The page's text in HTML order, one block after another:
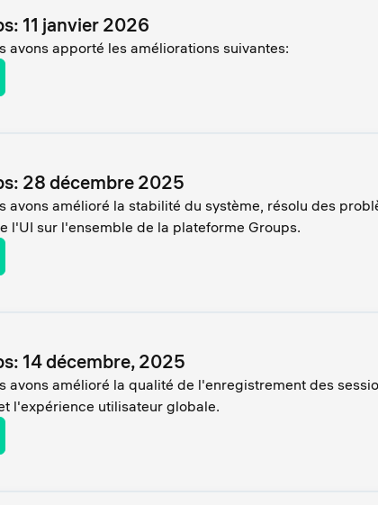
11 janvier 2026
avons apporté les améliorations suivantes:
28 décembre 2025
avons amélioré la stabilité du système, résolu des
l'UI sur l'ensemble de la plateforme Groups.
14 décembre, 2025
avons amélioré la qualité de l'enregistrement des
l'expérience utilisateur globale.